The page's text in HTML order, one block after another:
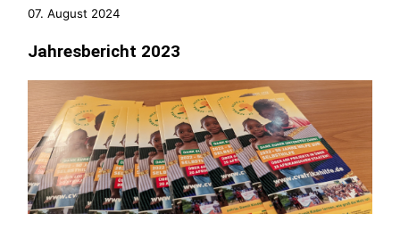
07. August 2024
Jahresbericht 2023